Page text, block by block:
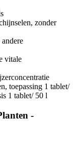
zonder
vitale
toepassing 1 tablet/
1 tablet/ 50 l
-